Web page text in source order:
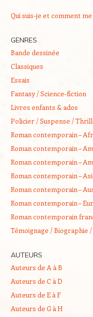
Qui suis-je et comment
GENRES
Bande dessinée
Classiques
Essais
Fantasy / Science-fiction
Livres enfants & ados
Policier / Suspense /
Roman contemporain –
Roman contemporain –
Roman contemporain –
Roman contemporain –
Roman contemporain –
Roman contemporain –
Roman contemporain
Témoignage / Biographie
AUTEURS
Auteurs de A à B
Auteurs de C à D
Auteurs de E à F
Auteurs de G à H